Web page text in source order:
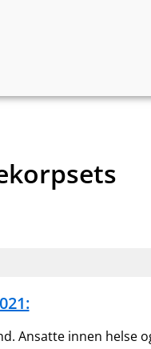
Ansatte innen helse